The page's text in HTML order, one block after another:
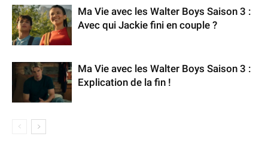
Ma Vie avec les Walter Boys Saison 3 :
Avec qui Jackie fini en couple ?
Ma Vie avec les Walter Boys Saison 3 :
Explication de la fin !